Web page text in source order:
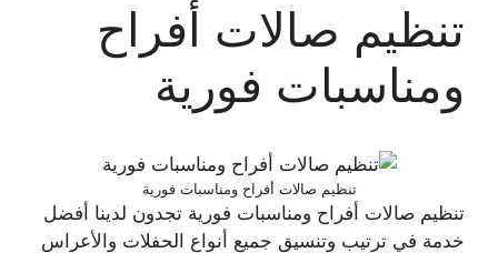
تنظيم صالات أفراح
ومناسبات فورية
تنظيم صالات أفراح ومناسبات فورية
تنظيم صالات أفراح ومناسبات فورية تجدون لدينا أفضل
خدمة في ترتيب وتنسيق جميع أنواع الحفلات والأعراس